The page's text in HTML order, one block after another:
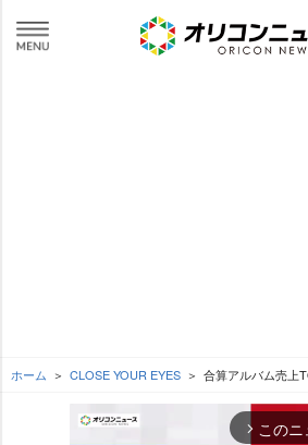
ホーム CLOSE YOUR EYES 合算アルバム売上
arrow_forward_ios この